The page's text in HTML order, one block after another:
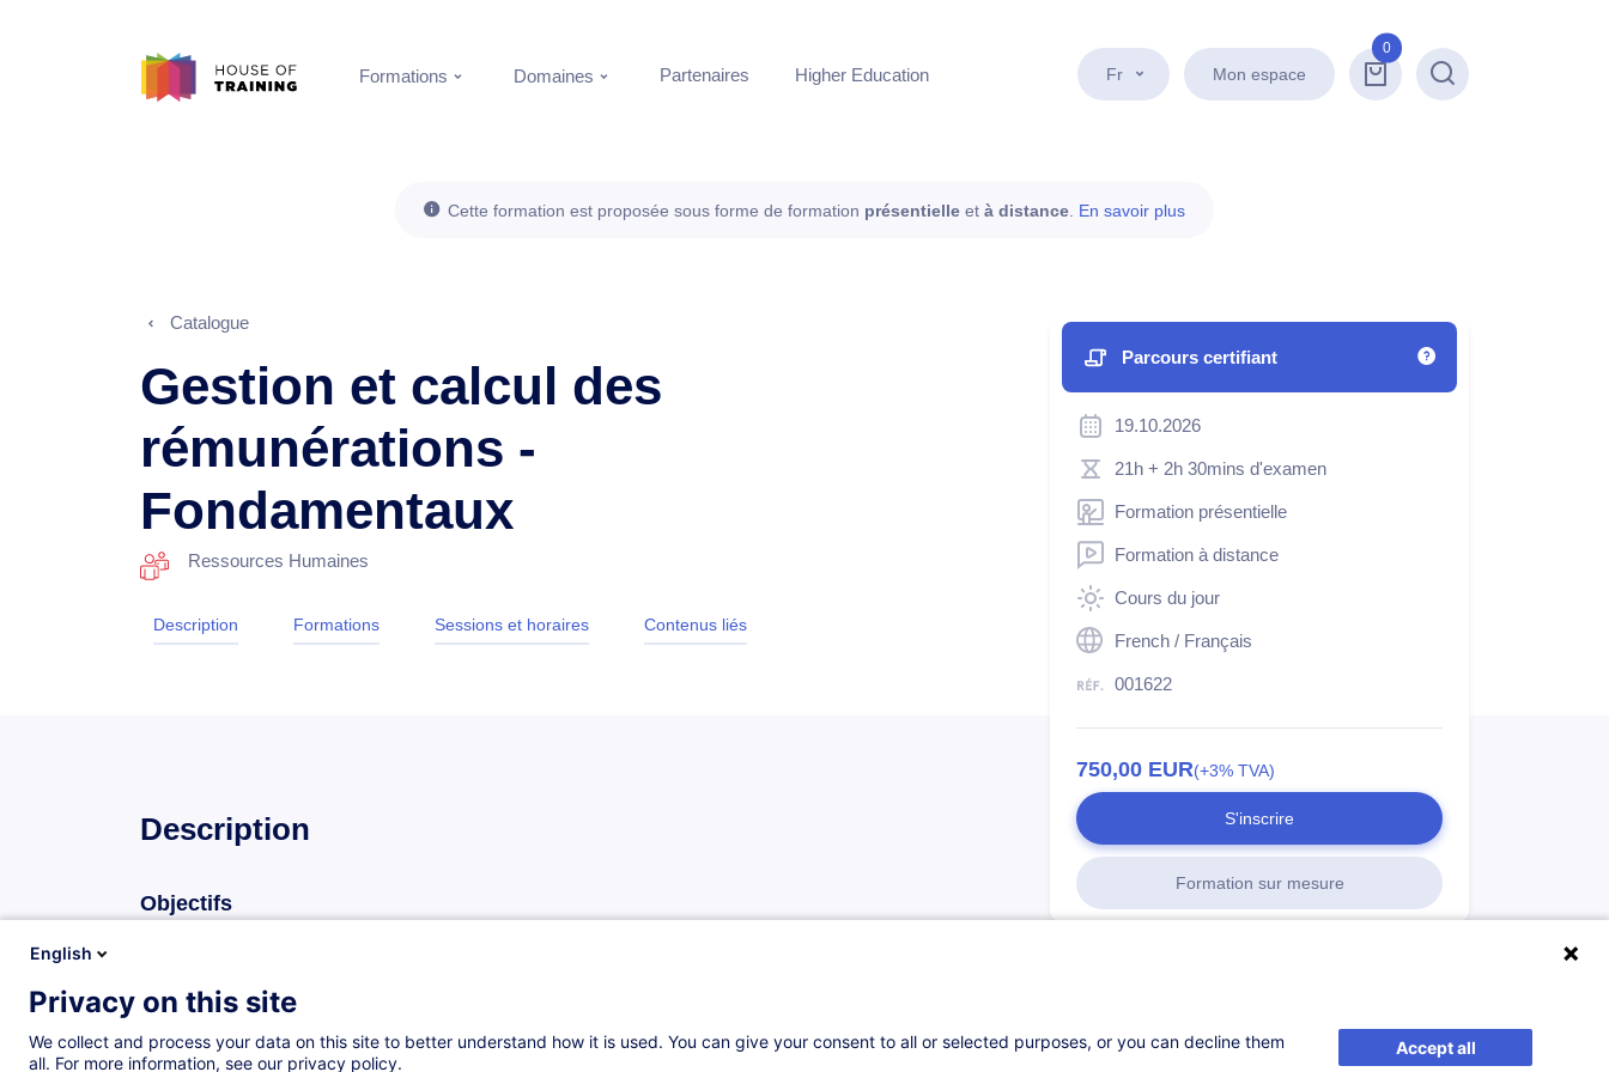
Fr Mon espace
0
Recherche
Formations Domaines Partenaires Higher Education
Cette formation est proposée sous forme de formation présentielle et à distance En savoir plus
Catalogue
Gestion et calcul des
rémunérations -
Fondamentaux
Ressources Humaines
Description Formations Sessions et horaires Contenus liés
Parcours certifiant
19.10.2026
21h + 2h 30mins d'examen
Formation présentielle
Formation à distance
Cours du jour
French / Français
001622
750,00 EUR(+3% TVA)
S'inscrire
Formation sur mesure
Description
Objectifs
recruter du personnel en respectant la législation
connaître les spécificités des contrats de travail
English
Privacy on this site
We collect and process your data on this site to better understand how it is used. You can give your consent to all or selected purposes, or you can decline them
all. For more information, see our privacy policy.
Accept all